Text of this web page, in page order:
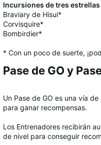
Incursiones de tres estrellas
Braviary de Hisui*
Corvisquire*
Bombirdier*
* Con un poco de suerte,
Pase de GO y
Un Pase de GO es una vía
para ganar recompensas.
Los Entrenadores recibirán
de nivel para conseguir